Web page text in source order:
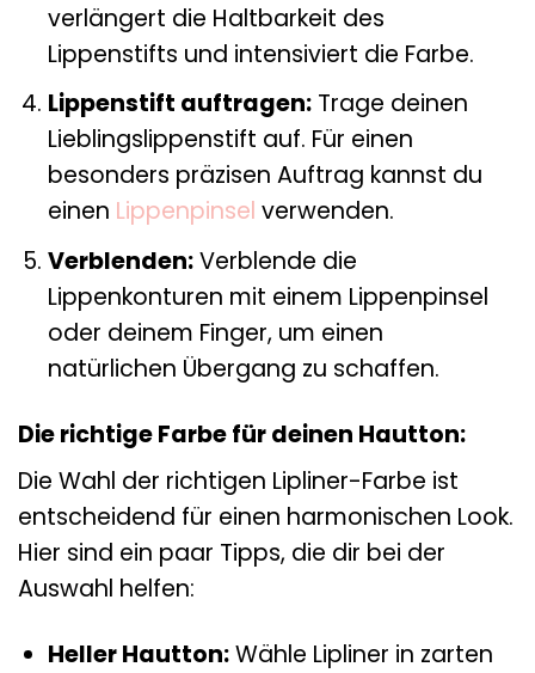
verlängert die Haltbarkeit des
Lippenstifts und intensiviert die Farbe.
Lippenstift auftragen:Trage deinen
Lieblingslippenstift auf. Für einen
besonders präzisen Auftrag kannst du
einen Lippenpinsel verwenden.
Verblenden:Verblende die
Lippenkonturen mit einem Lippenpinsel
oder deinem Finger, um einen
natürlichen Übergang zu schaffen.
Die richtige Farbe für deinen Hautton:
Die Wahl der richtigen Lipliner-Farbe ist
entscheidend für einen harmonischen Look.
Hier sind ein paar Tipps, die dir bei der
Auswahl helfen:
Heller Hautton:Wähle Lipliner in zarten